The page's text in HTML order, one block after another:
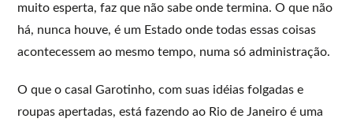
muito esperta, faz que não sabe onde termina. O que não
há, nunca houve, é um Estado onde todas essas coisas
acontecessem ao mesmo tempo, numa só administração.
O que o casal Garotinho, com suas idéias folgadas e
roupas apertadas, está fazendo ao Rio de Janeiro é uma